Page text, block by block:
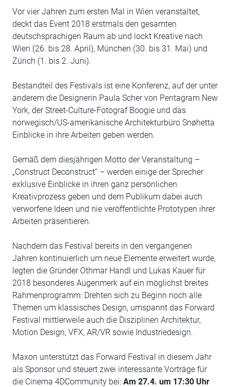
Vor vier Jahren zum ersten Mal in Wien veranstaltet,
deckt das Event 2018 erstmals den gesamten
deutschsprachigen Raum ab und lockt Kreative nach
Wien (26. bis 28. April), München (30. bis 31. Mai) und
Zürich (1. bis 2. Juni).
Bestandteil des Festivals ist eine Konferenz, auf der unter
anderem die Designerin Paula Scher von Pentagram New
York, der Street-Culture-Fotograf Boogie und das
norwegisch/US-amerikanische Architekturbüro Snøhetta
Einblicke in ihre Arbeiten geben werden.
Gemäß dem diesjährigen Motto der Veranstaltung –
„Construct Deconstruct“ – werden einige der Sprecher
exklusive Einblicke in ihren ganz persönlichen
Kreativprozess geben und dem Publikum dabei auch
verworfene Ideen und nie veröffentlichte Prototypen ihrer
Arbeiten präsentieren.
Nachdem das Festival bereits in den vergangenen
Jahren kontinuierlich um neue Elemente erweitert wurde,
legten die Gründer Othmar Handl und Lukas Kauer für
2018 besonderes Augenmerk auf ein möglichst breites
Rahmenprogramm: Drehten sich zu Beginn noch alle
Themen um klassisches Design, umspannt das Forward
Festival mittlerweile auch die Disziplinen Architektur,
Motion Design, VFX, AR/VR sowie Industriedesign.
Maxon unterstützt das Forward Festival in diesem Jahr
als Sponsor und steuert zwei interessante Vorträge für
die Cinema 4DCommunity bei: Am 27.4. um 17:30 Uhr